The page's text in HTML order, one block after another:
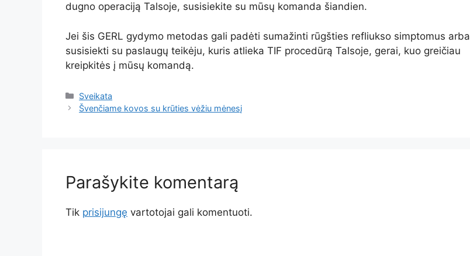
dugno operaciją Talsoje, susisiekite su mūsų komanda šiandien.
Jei šis GERL gydymo metodas gali padėti sumažinti rūgšties refliukso simptomus arba
susisiekti su paslaugų teikėju, kuris atlieka TIF procedūrą Talsoje, gerai, kuo greičiau
kreipkitės į mūsų komandą.
Kategorijos
Sveikata
Švenčiame kovos su krūties vėžiu mėnesį
Parašykite komentarą
Tik prisijungę vartotojai gali komentuoti.